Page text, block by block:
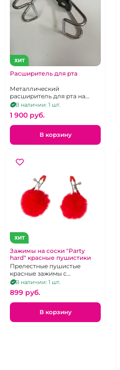
ХИТ
Расширитель для рта
Металлический
расширитель для рта на
ремешке
В наличии: 1 шт.
1 900 pуб.
В корзину
ХИТ
Зажимы на соски "Party
hard" красные пушистики
Прелестные пушистые
красные зажимы с
винтиками
В наличии: 1 шт.
899 pуб.
В корзину